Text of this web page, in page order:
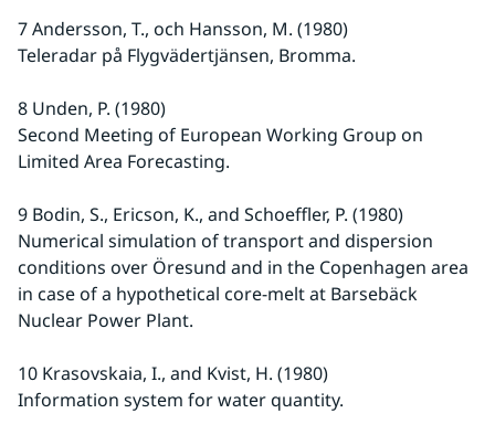
7 Andersson, T., och Hansson, M. (1980)
Teleradar på Flygvädertjänsen, Bromma.
8 Unden, P. (1980)
Second Meeting of European Working Group on
Limited Area Forecasting.
9 Bodin, S., Ericson, K., and Schoeffler, P. (1980)
Numerical simulation of transport and dispersion
conditions over Öresund and in the Copenhagen area
in case of a hypothetical core-melt at Barsebäck
Nuclear Power Plant.
10 Krasovskaia, I., and Kvist, H. (1980)
Information system for water quantity.